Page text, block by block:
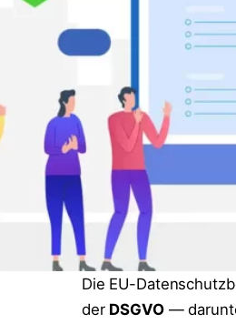
Die EU-
der DSGVO—